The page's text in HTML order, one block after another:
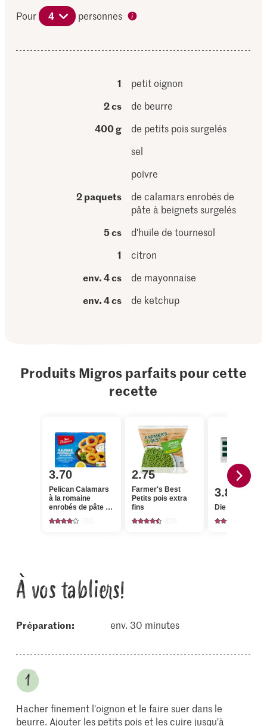
Pour 4 personnes
1
petit oignon
2 cs
de beurre
400 g
de petits pois surgelés
sel
poivre
2 paquets
de calamars enrobés de
pâte à beignets surgelés
5 cs
d'huile de tournesol
1
citron
env. 4 cs
de mayonnaise
env. 4 cs
de ketchup
Produits Migros parfaits pour cette
recette
3.70
Pelican Calamars
à la romaine
enrobés de pâte à
beignets
2.75
Farmer's Best
Petits pois extra
fins
3.85
Die Butter
À vos tabliers!
Préparation: env. 30 minutes
Hacher finement l'oignon et le faire suer dans le
beurre. Ajouter les petits pois et les cuire jusqu'à